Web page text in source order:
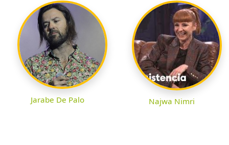
Jarabe De Palo Najwa Nimri